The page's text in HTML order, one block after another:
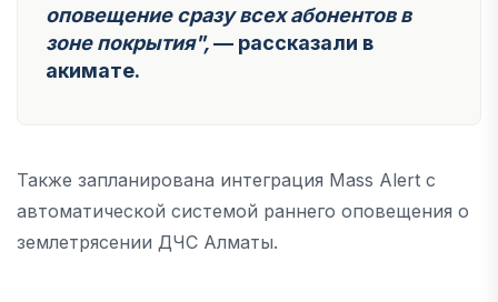
оповещение сразу всех абонентов в
зоне покрытия",— рассказали в
акимате.
Также запланирована интеграция Mass Alert с
автоматической системой раннего оповещения о
землетрясении ДЧС Алматы.